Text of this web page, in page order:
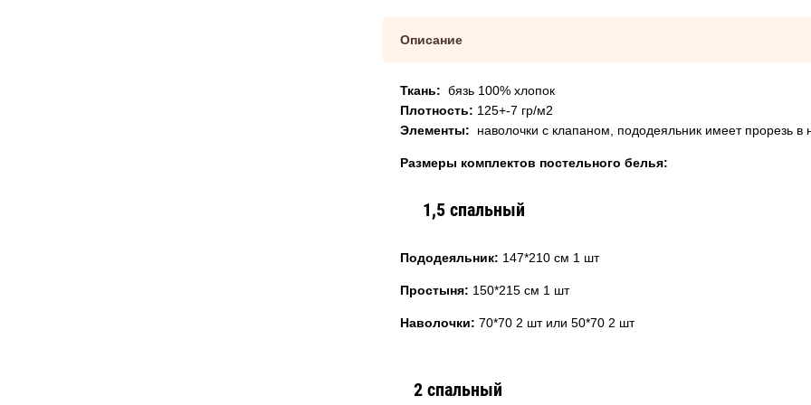
Описание
Ткань: бязь 100% хлопок
Плотность: 125+-7 гр/м2
Элементы: наволочки с клапаном, пододеяльник имеет прорезь в
Размеры комплектов постельного белья:
1,5 спальный
Пододеяльник: 147*210 см 1 шт
Простыня: 150*215 см 1 шт
Наволочки: 70*70 2 шт или 50*70 2 шт
2 спальный